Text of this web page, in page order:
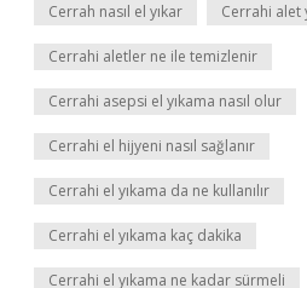
Cerrah nasıl el yıkar Cerrahi alet
Cerrahi aletler ne ile temizlenir
Cerrahi asepsi el yıkama nasıl olur
Cerrahi el hijyeni nasıl sağlanır
Cerrahi el yıkama da ne kullanılır
Cerrahi el yıkama kaç dakika
Cerrahi el yıkama ne kadar sürmeli